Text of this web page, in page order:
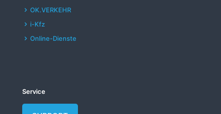
OK.VERKEHR
i-Kfz
Online-Dienste
Service